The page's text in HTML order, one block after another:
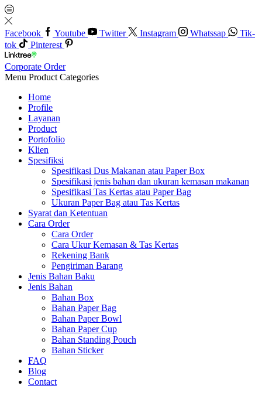
Facebook Youtube Twitter Instagram Whatssap
Tik-
tok
Pinterest
Corporate Order
Menu Product Categories
Home
Profile
Layanan
Product
Portofolio
Klien
Spesifiksi
Spesifikasi Dus Makanan atau Paper Box
Spesifikasi jenis bahan dan ukuran kemasan makanan
Spesifikasi Tas Kertas atau Paper Bag
Ukuran Paper Bag atau Tas Kertas
Syarat dan Ketentuan
Cara Order
Cara Order
Cara Ukur Kemasan & Tas Kertas
Rekening Bank
Pengiriman Barang
Jenis Bahan Baku
Jenis Bahan
Bahan Box
Bahan Paper Bag
Bahan Paper Bowl
Bahan Paper Cup
Bahan Standing Pouch
Bahan Sticker
FAQ
Blog
Contact